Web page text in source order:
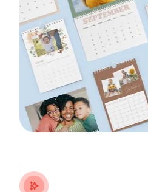
stars_plus